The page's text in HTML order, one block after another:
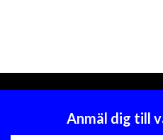
Anmäl dig till